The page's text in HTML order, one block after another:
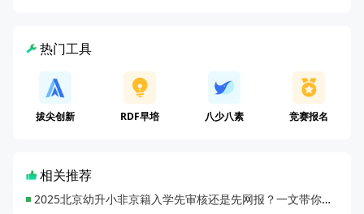
热门工具
拔尖创新 RDF早培 八少八素 竞赛报名
相关推荐
2025北京幼升小非京籍入学先审核还是先网报？一文带你读懂